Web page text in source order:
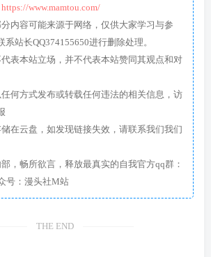
https://www.mamtou.com/
内容可能来源于网络，仅供大家学习与参
站长QQ374155650进行删除处理。
表本站立场，并不代表本站赞同其观点和对
何方式发布或转载任何违法的相关信息，访
在云盘，如发现链接失效，请联系我们我们
，畅所欲言，释放最真实的自我官方qq群：
微信公众号：漫头社M站
THE END